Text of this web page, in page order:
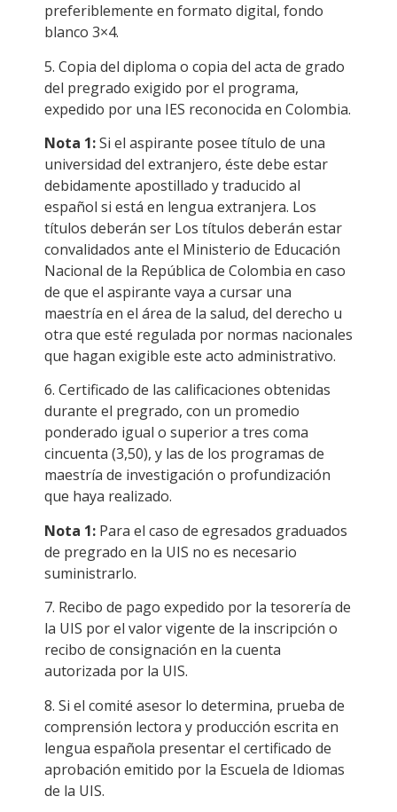
preferiblemente en formato digital, fondo
blanco 3×4.
5. Copia del diploma o copia del acta de grado
del pregrado exigido por el programa,
expedido por una IES reconocida en Colombia.
Nota 1:Si el aspirante posee título de una
universidad del extranjero, éste debe estar
debidamente apostillado y traducido al
español si está en lengua extranjera. Los
títulos deberán ser Los títulos deberán estar
convalidados ante el Ministerio de Educación
Nacional de la República de Colombia en caso
de que el aspirante vaya a cursar una
maestría en el área de la salud, del derecho u
otra que esté regulada por normas nacionales
que hagan exigible este acto administrativo.
6. Certificado de las calificaciones obtenidas
durante el pregrado, con un promedio
ponderado igual o superior a tres coma
cincuenta (3,50), y las de los programas de
maestría de investigación o profundización
que haya realizado.
Nota 1: Para el caso de egresados graduados
de pregrado en la UIS no es necesario
suministrarlo.
7. Recibo de pago expedido por la tesorería de
la UIS por el valor vigente de la inscripción o
recibo de consignación en la cuenta
autorizada por la UIS.
8. Si el comité asesor lo determina, prueba de
comprensión lectora y producción escrita en
lengua española presentar el certificado de
aprobación emitido por la Escuela de Idiomas
de la UIS.